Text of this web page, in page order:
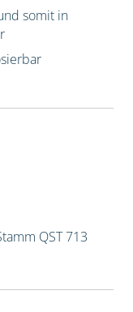
somit in
QST 713